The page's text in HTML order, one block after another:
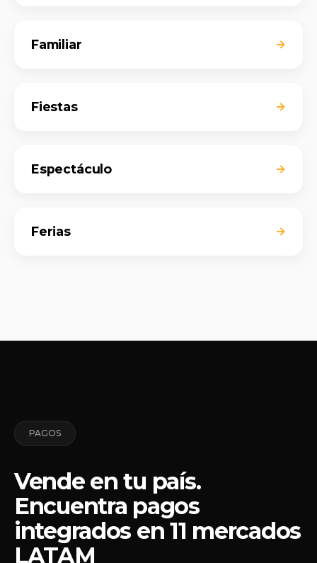
Familiar →
Fiestas →
Espectáculo →
Ferias →
PAGOS
Vende en tu país.
Encuentra pagos
integrados en 11 mercados
LATAM